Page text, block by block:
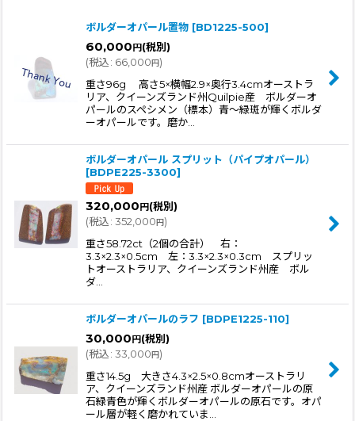
並び順:
ボルダーオパール置物 [BD1225-500]
60,000 円 (税別)
(税込: 66,000円)
重さ96g 高さ5×横幅2.9×奥行3.4cmオーストラ
リア、クイーンズランド州Quilpie産 ボルダーオ
パールのスペシメン（標本）青〜緑斑が輝くボルダ
ーオパールです。磨か…
ボルダーオパール スプリット（パイプオパール）
[BDPE225-3300]
320,000 円 (税別)
(税込: 352,000円)
重さ58.72ct（2個の合計） 右：
3.3×2.3×0.5cm 左：3.3×2.3×0.3cm スプリッ
トオーストラリア、クイーンズランド州産 ボル
ダ…
ボルダーオパールのラフ [BDPE1225-110]
30,000 円 (税別)
(税込: 33,000円)
重さ14.5g 大きさ4.3×2.5×0.8cmオーストラリ
ア、クイーンズランド州産 ボルダーオパールの原
石緑青色が輝くボルダーオパールの原石です。オパ
ール層が軽く磨かれていま…